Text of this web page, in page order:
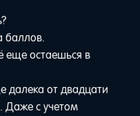
еще остаешься в
далека от двадцати
Даже с учетом